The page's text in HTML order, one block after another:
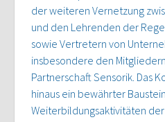
der weiteren Vernetzung
und den Lehrenden der
sowie Vertretern von
insbesondere den
Partnerschaft Sensorik. Das
hinaus ein bewährter
Weiterbildungsaktivitäten